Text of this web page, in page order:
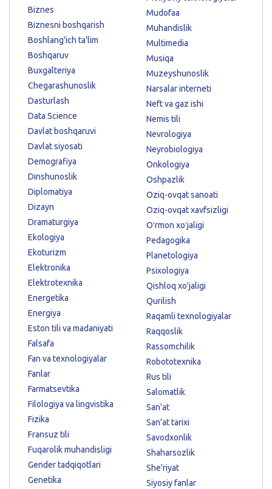
Biznes
Biznesni boshqarish
Boshlang'ich ta'lim
Boshqaruv
Buxgalteriya
Chegarashunoslik
Dasturlash
Data Science
Davlat boshqaruvi
Davlat siyosati
Demografiya
Dinshunoslik
Diplomatiya
Dizayn
Dramaturgiya
Ekologiya
Ekoturizm
Elektronika
Elektrotexnika
Energetika
Energiya
Eston tili va madaniyati
Falsafa
Fan va texnologiyalar
Fanlar
Farmatsevtika
Filologiya va lingvistika
Fizika
Fransuz tili
Fuqarolik muhandisligi
Gender tadqiqotlari
Genetika
Mudofaa
Muhandislik
Multimedia
Musiqa
Muzeyshunoslik
Narsalar interneti
Neft va gaz ishi
Nemis tili
Nevrologiya
Neyrobiologiya
Onkologiya
Oshpazlik
Oziq-ovqat sanoati
Oziq-ovqat xavfsizligi
Oʻrmon xoʻjaligi
Pedagogika
Planetologiya
Psixologiya
Qishloq xo'jaligi
Qurilish
Raqamli texnologiyalar
Raqqoslik
Rassomchilik
Robototexnika
Rus tili
Salomatlik
San'at
San'at tarixi
Savodxonlik
Shaharsozlik
She'riyat
Siyosiy fanlar